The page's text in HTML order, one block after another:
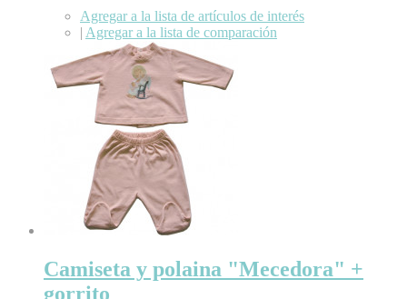
Agregar a la lista de artículos de interés
| Agregar a la lista de comparación
Camiseta y polaina "Mecedora" +
gorrito